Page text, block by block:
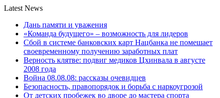
Latest News
Дань памяти и уважения
«Команда будущего» – возможность для лидеров
Сбой в системе банковских карт Нацбанка не помешает
своевременному получению заработных плат
Верность клятве: подвиг медиков Цхинвала в августе
2008 года
Война 08.08.08: рассказы очевидцев
Безопасность, правопорядок и борьба с наркоугрозой
От детских пробежек во дворе до мастера спорта